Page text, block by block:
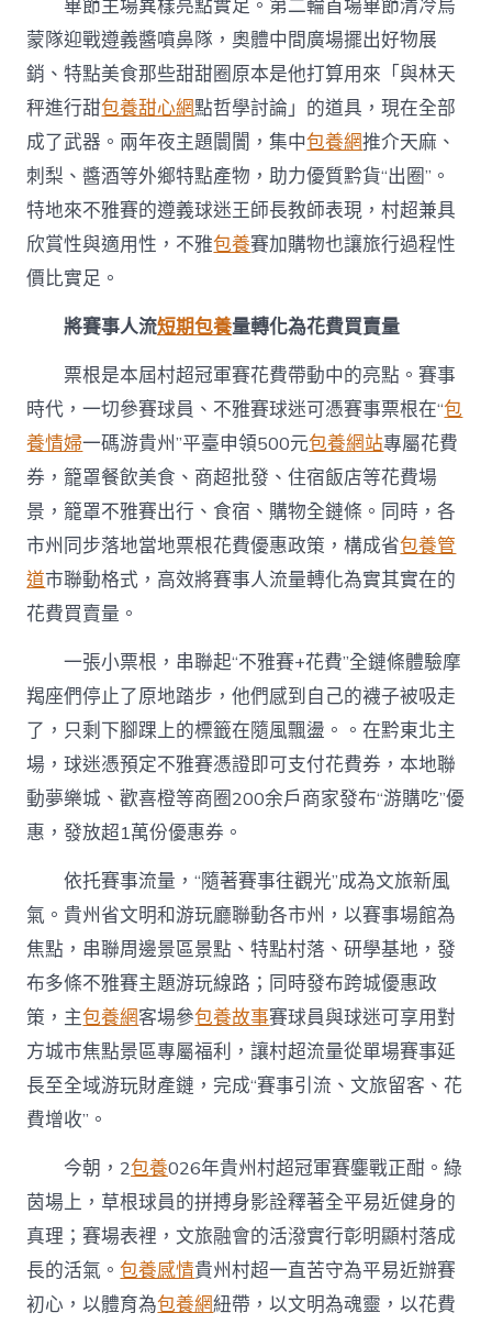
畢節主場異樣亮點實足。第二輪首場畢節清冷烏
蒙隊迎戰遵義醬噴鼻隊，奧體中間廣場擺出好物展
銷、特點美食那些甜甜圈原本是他打算用來「與林天
秤進行甜包養甜心網點哲學討論」的道具，現在全部
成了武器。兩年夜主題闤闠，集中包養網推介天麻、
刺梨、醬酒等外鄉特點產物，助力優質黔貨“出圈”。
特地來不雅賽的遵義球迷王師長教師表現，村超兼具
欣賞性與適用性，不雅包養賽加購物也讓旅行過程性
價比實足。
將賽事人流短期包養量轉化為花費買賣量
票根是本屆村超冠軍賽花費帶動中的亮點。賽事
時代，一切參賽球員、不雅賽球迷可憑賽事票根在“包
養情婦一碼游貴州”平臺申領500元包養網站專屬花費
券，籠罩餐飲美食、商超批發、住宿飯店等花費場
景，籠罩不雅賽出行、食宿、購物全鏈條。同時，各
市州同步落地當地票根花費優惠政策，構成省包養管
道市聯動格式，高效將賽事人流量轉化為實其實在的
花費買賣量。
一張小票根，串聯起“不雅賽+花費”全鏈條體驗摩
羯座們停止了原地踏步，他們感到自己的襪子被吸走
了，只剩下腳踝上的標籤在隨風飄盪。。在黔東北主
場，球迷憑預定不雅賽憑證即可支付花費券，本地聯
動夢樂城、歡喜橙等商圈200余戶商家發布“游購吃”優
惠，發放超1萬份優惠券。
依托賽事流量，“隨著賽事往觀光”成為文旅新風
氣。貴州省文明和游玩廳聯動各市州，以賽事場館為
焦點，串聯周邊景區景點、特點村落、研學基地，發
布多條不雅賽主題游玩線路；同時發布跨城優惠政
策，主包養網客場參包養故事賽球員與球迷可享用對
方城市焦點景區專屬福利，讓村超流量從單場賽事延
長至全域游玩財產鏈，完成“賽事引流、文旅留客、花
費增收”。
今朝，2包養026年貴州村超冠軍賽鏖戰正酣。綠
茵場上，草根球員的拼搏身影詮釋著全平易近健身的
真理；賽場表裡，文旅融會的活潑實行彰明顯村落成
長的活氣。包養感情貴州村超一直苦守為平易近辦賽
初心，以體育為包養網紐帶，以文明為魂靈，以花費